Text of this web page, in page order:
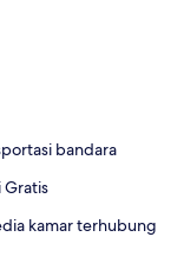
bandara
Gratis
kamar terhubung